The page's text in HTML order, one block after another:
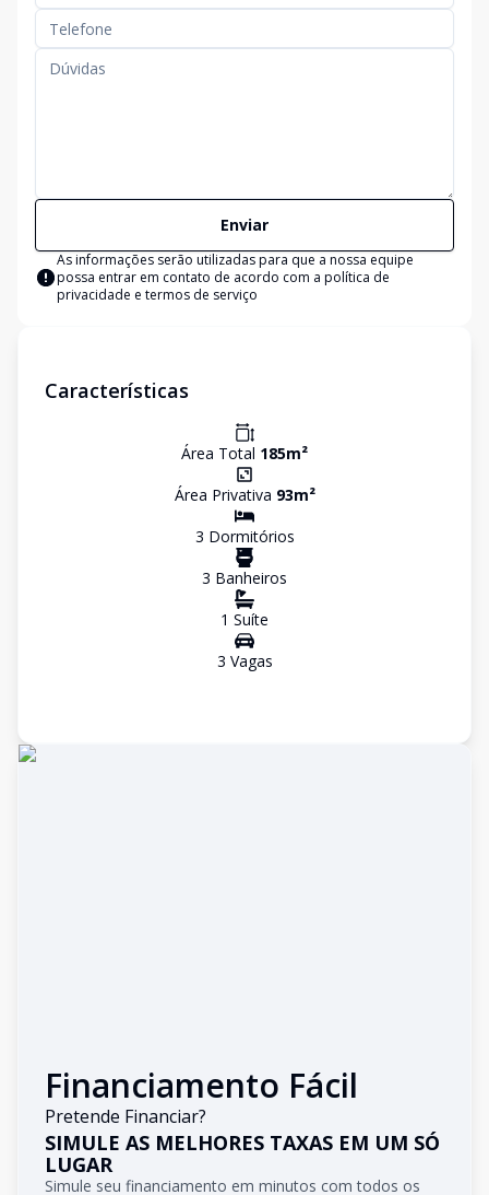
Enviar
As informações serão utilizadas para que a nossa equipe
possa entrar em contato de acordo com a política de
privacidade e termos de serviço
Características
Área Total 185m²
Área Privativa 93m²
3 Dormitórios
3 Banheiros
1 Suíte
3 Vagas
Financiamento Fácil
Pretende Financiar?
SIMULE AS MELHORES TAXAS EM UM SÓ
LUGAR
Simule seu financiamento em minutos com todos os